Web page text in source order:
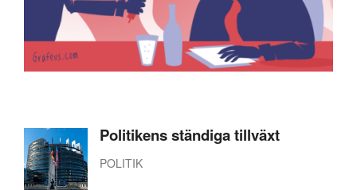
Politikens ständiga tillväxt
POLITIK